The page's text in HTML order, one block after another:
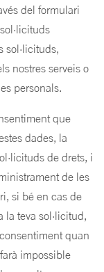
del formulari
sol·licituds,
nostres serveis o
personals.
que
dades, la
de drets, i
de les
si bé en cas de
la teva sol·licitud,
quan
impossible